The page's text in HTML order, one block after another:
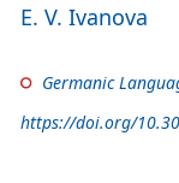
E. V. Ivanova
Germanic
https://doi.org/